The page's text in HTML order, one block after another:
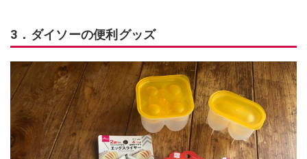
3．ダイソーの便利グッズ